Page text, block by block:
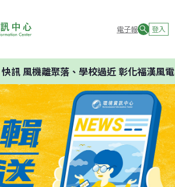
電子報 登入
快訊風機離聚落、學校過近 彰化福漢風電